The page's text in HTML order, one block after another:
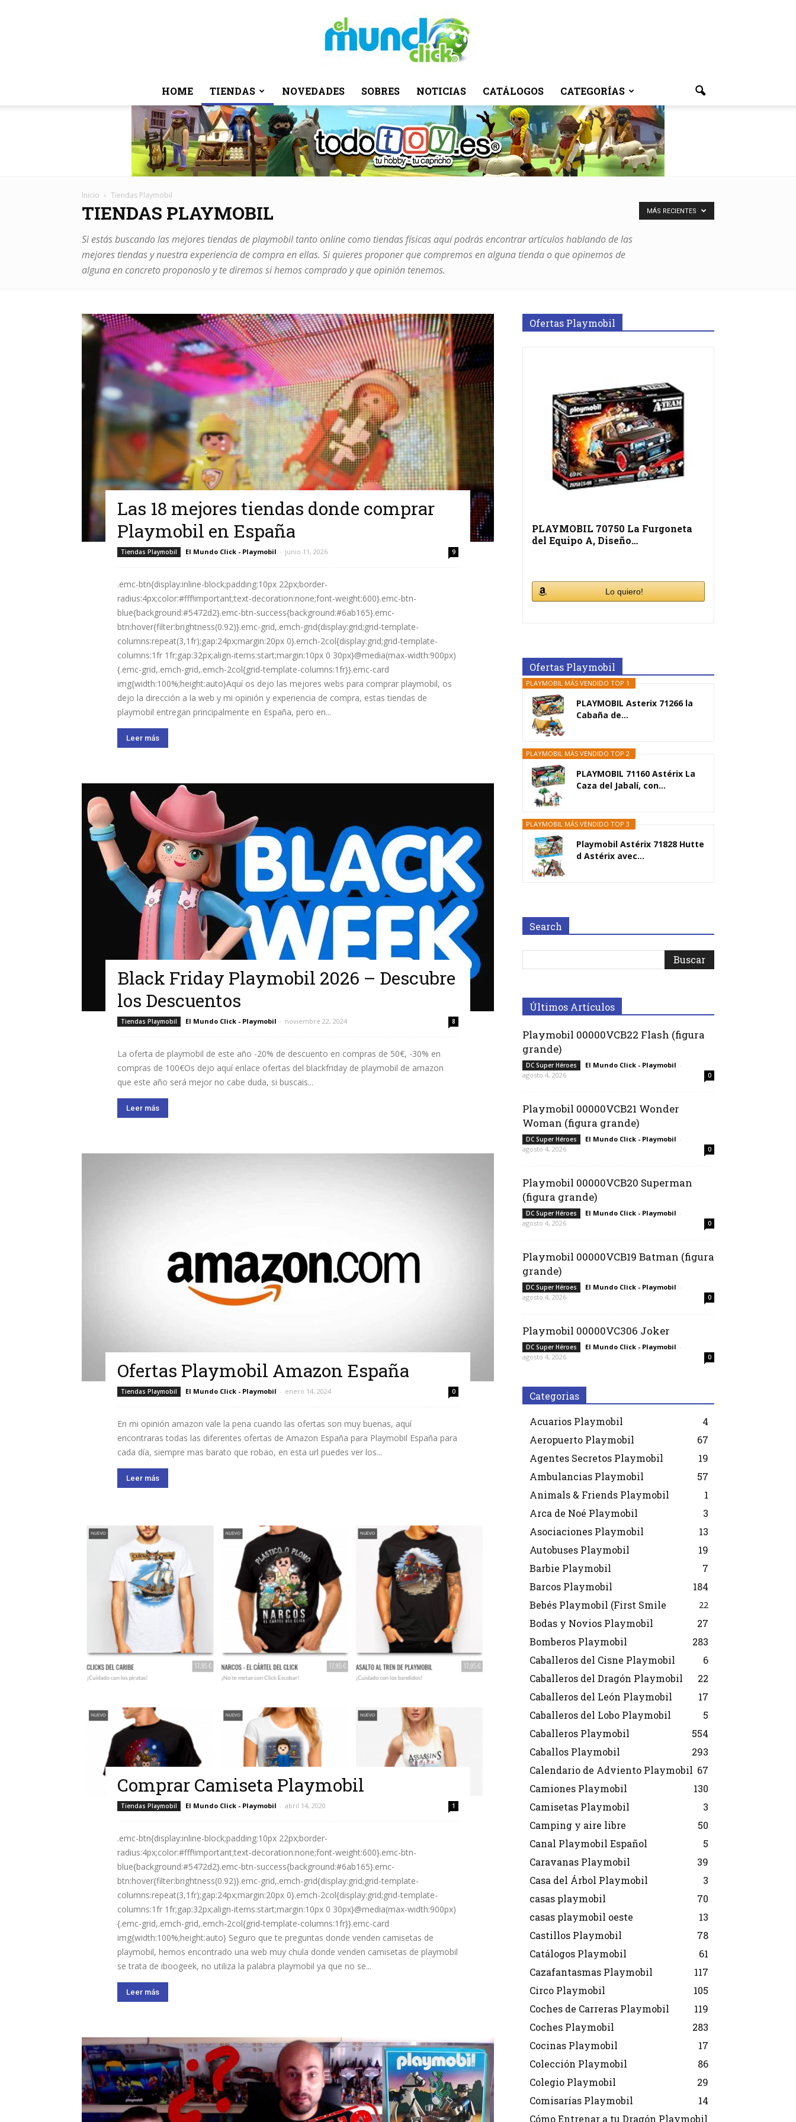
El
Click
HOME TIENDAS NOVEDADES SOBRES NOTICIAS CATÁLOGOS CATEGORÍAS
Inicio Tiendas Playmobil
TIENDAS PLAYMOBIL
Si estás buscando las mejores tiendas de playmobil tanto online como tiendas físicas aquí podrás encontrar artículos hablando de las
mejores tiendas y nuestra experiencia de compra en ellas. Si quieres proponer que compremos en alguna tienda o que opinemos de
alguna en concreto proponoslo y te diremos si hemos comprado y que opinión tenemos.
MÁS RECIENTES
Las 18 mejores tiendas donde comprar
Playmobil en España
Tiendas Playmobil El Mundo Click - Playmobil - junio 11, 2026 9
.emc-btn{display:inline-block;padding:10px 22px;border-
radius:4px;color:#fff!important;text-decoration:none;font-weight:600}.emc-btn-
blue{background:#5472d2}.emc-btn-success{background:#6ab165}.emc-
btn:hover{filter:brightness(0.92)}.emc-grid,.emch-grid{display:grid;grid-template-
columns:repeat(3,1fr);gap:24px;margin:20px 0}.emch-2col{display:grid;grid-template-
columns:1fr 1fr;gap:32px;align-items:start;margin:10px 0 30px}@media(max-width:900px)
{.emc-grid,.emch-grid,.emch-2col{grid-template-columns:1fr}}.emc-card
img{width:100%;height:auto}Aquí os dejo las mejores webs para comprar playmobil, os
dejo la dirección a la web y mi opinión y experiencia de compra, estas tiendas de
playmobil entregan principalmente en España, pero en...
Leer más
Black Friday Playmobil 2026 – Descubre
los Descuentos
Tiendas Playmobil El Mundo Click - Playmobil - noviembre 22, 2024 8
La oferta de playmobil de este año -20% de descuento en compras de 50€, -30% en
compras de 100€Os dejo aquí enlace ofertas del blackfriday de playmobil de amazon
que este año será mejor no cabe duda, si buscais...
Leer más
Ofertas Playmobil Amazon España
Tiendas Playmobil El Mundo Click - Playmobil - enero 14, 2024 0
En mi opinión amazon vale la pena cuando las ofertas son muy buenas, aquí
encontraras todas las diferentes ofertas de Amazon España para Playmobil España para
cada día, siempre mas barato que robao, en esta url puedes ver los...
Leer más
Comprar Camiseta Playmobil
Tiendas Playmobil El Mundo Click - Playmobil - abril 14, 2020 1
.emc-btn{display:inline-block;padding:10px 22px;border-
radius:4px;color:#fff!important;text-decoration:none;font-weight:600}.emc-btn-
blue{background:#5472d2}.emc-btn-success{background:#6ab165}.emc-
btn:hover{filter:brightness(0.92)}.emc-grid,.emch-grid{display:grid;grid-template-
columns:repeat(3,1fr);gap:24px;margin:20px 0}.emch-2col{display:grid;grid-template-
columns:1fr 1fr;gap:32px;align-items:start;margin:10px 0 30px}@media(max-width:900px)
{.emc-grid,.emch-grid,.emch-2col{grid-template-columns:1fr}}.emc-card
img{width:100%;height:auto} Seguro que te preguntas donde venden camisetas de
playmobil, hemos encontrado una web muy chula donde venden camisetas de playmobil
se trata de iboogeek, no utiliza la palabra playmobil ya que no se...
Leer más
Ofertas Playmobil
PLAYMOBIL 70750 La Furgoneta
del Equipo A, Diseño…
Lo quiero!
Ofertas Playmobil
PLAYMOBIL MÁS VENDIDO TOP 1
PLAYMOBIL Asterix 71266 la
Cabaña de...
PLAYMOBIL MÁS VENDIDO TOP 2
PLAYMOBIL 71160 Astérix La
Caza del Jabalí, con...
PLAYMOBIL MÁS VENDIDO TOP 3
Playmobil Astérix 71828 Hutte
d Astérix avec...
Search
Últimos Artículos
Playmobil 00000VCB22 Flash (figura
grande)
DC Super Héroes El Mundo Click - Playmobil -
agosto 4, 2026
0
Playmobil 00000VCB21 Wonder
Woman (figura grande)
DC Super Héroes El Mundo Click - Playmobil -
agosto 4, 2026
0
Playmobil 00000VCB20 Superman
(figura grande)
DC Super Héroes El Mundo Click - Playmobil -
agosto 4, 2026
0
Playmobil 00000VCB19 Batman (figura
grande)
DC Super Héroes El Mundo Click - Playmobil -
agosto 4, 2026
0
Playmobil 00000VC306 Joker
DC Super Héroes El Mundo Click - Playmobil -
agosto 4, 2026
0
Categorias
Acuarios Playmobil
4
Aeropuerto Playmobil
67
Agentes Secretos Playmobil
19
Ambulancias Playmobil
57
Animals & Friends Playmobil
1
Arca de Noé Playmobil
3
Asociaciones Playmobil
13
Autobuses Playmobil
19
Barbie Playmobil
7
Barcos Playmobil
184
Bebés Playmobil (First Smile
22
Bodas y Novios Playmobil
27
Bomberos Playmobil
283
Caballeros del Cisne Playmobil
6
Caballeros del Dragón Playmobil
22
Caballeros del León Playmobil
17
Caballeros del Lobo Playmobil
5
Caballeros Playmobil
554
Caballos Playmobil
293
Calendario de Adviento Playmobil 67
Camiones Playmobil
130
Camisetas Playmobil
3
Camping y aire libre
50
Canal Playmobil Español
5
Caravanas Playmobil
39
Casa del Árbol Playmobil
3
casas playmobil
70
casas playmobil oeste
13
Castillos Playmobil
78
Catálogos Playmobil
61
Cazafantasmas Playmobil
117
Circo Playmobil
105
Coches de Carreras Playmobil
119
Coches Playmobil
283
Cocinas Playmobil
17
Colección Playmobil
86
Colegio Playmobil
29
Comisarías Playmobil
14
Cómo Entrenar a tu Dragón Playmobil